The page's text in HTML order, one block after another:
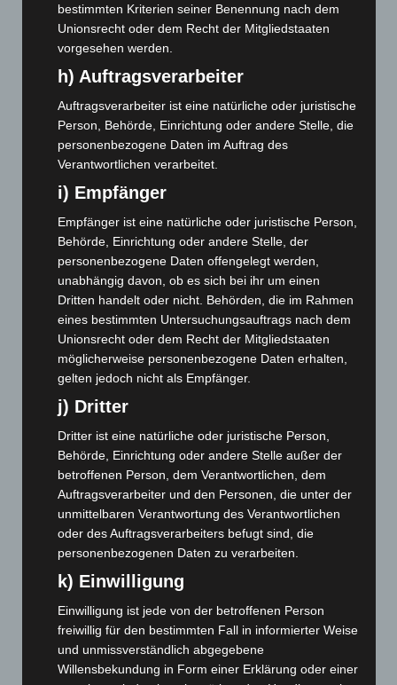
April 2026(99)
März 2026(115)
Februar 2026(109)
Januar 2026(122)
Dezember 2025(103)
November 2025(114)
Oktober 2025(112)
August 2025(90)
Juli 2025(90)
Juni 2025
(103)
Mai 2025(112)
April 2025(88)
März 2025(111)
Februar 2025(96)
Dezember 2024(89)
November 2024 (94)
Oktober 2024
September 2024(112)
August 2024(107)
Juli 2024 (89)
Juni 2024(107)
Mai 2024(149)
April 2024(102)
bestimmten Kriterien seiner Benennung nach dem
Unionsrecht oder dem Recht der Mitgliedstaaten
vorgesehen werden.
h) Auftragsverarbeiter
Auftragsverarbeiter ist eine natürliche oder juristische
Person, Behörde, Einrichtung oder andere Stelle, die
personenbezogene Daten im Auftrag des
Verantwortlichen verarbeitet.
i) Empfänger
Empfänger ist eine natürliche oder juristische Person,
Behörde, Einrichtung oder andere Stelle, der
personenbezogene Daten offengelegt werden,
unabhängig davon, ob es sich bei ihr um einen
Dritten handelt oder nicht. Behörden, die im Rahmen
eines bestimmten Untersuchungsauftrags nach dem
Unionsrecht oder dem Recht der Mitgliedstaaten
möglicherweise personenbezogene Daten erhalten,
gelten jedoch nicht als Empfänger.
j) Dritter
Dritter ist eine natürliche oder juristische Person,
Behörde, Einrichtung oder andere Stelle außer der
betroffenen Person, dem Verantwortlichen, dem
Auftragsverarbeiter und den Personen, die unter der
unmittelbaren Verantwortung des Verantwortlichen
oder des Auftragsverarbeiters befugt sind, die
personenbezogenen Daten zu verarbeiten.
k) Einwilligung
Einwilligung ist jede von der betroffenen Person
freiwillig für den bestimmten Fall in informierter Weise
und unmissverständlich abgegebene
Willensbekundung in Form einer Erklärung oder einer